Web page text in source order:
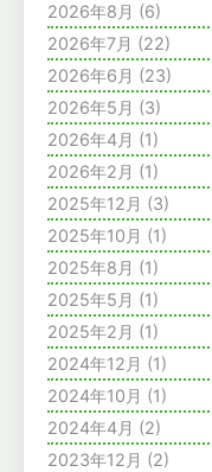
2026年8月 (6)
2026年7月 (22)
2026年6月 (23)
2026年5月 (3)
2026年4月 (1)
2026年2月 (1)
2025年12月 (3)
2025年10月 (1)
2025年8月 (1)
2025年5月 (1)
2025年2月 (1)
2024年12月 (1)
2024年10月 (1)
2024年4月 (2)
2023年12月 (2)